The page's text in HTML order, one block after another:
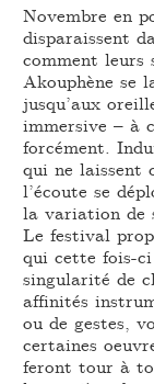
Novembre en
disparaissent
comment leurs
Akouphène se
jusqu’aux
immersive – à
forcément.
qui ne laissent
l’écoute se
la variation de
Le festival
qui cette fois-
singularité de
affinités
ou de gestes,
certaines
feront tour à